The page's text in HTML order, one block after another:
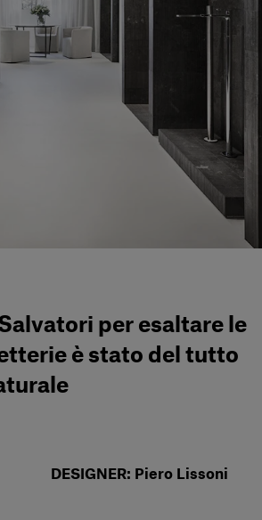
per esaltare le
è stato del tutto
DESIGNER: Piero Lissoni